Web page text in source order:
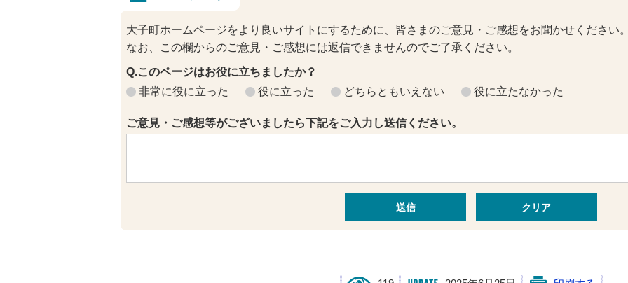
大子町ホームページをより良いサイトにするために、皆さまのご意見・ご感想をお聞かせください
なお、この欄からのご意見・ご感想には返信できませんのでご了承ください。
Q.このページはお役に立ちましたか？
非常に役に立った
役に立った どちらともいえない 役に立たなかった
ご意見・ご感想等がございましたら下記をご入力し送信ください。